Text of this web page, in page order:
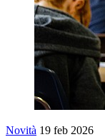
Novità 19 feb 2026